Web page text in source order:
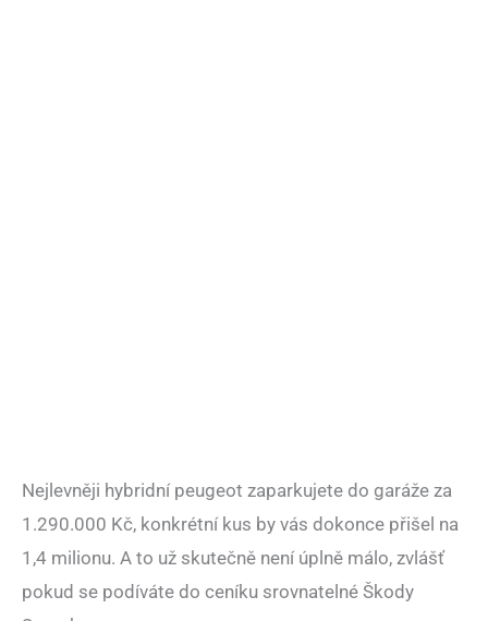
Nejlevněji hybridní peugeot zaparkujete do garáže za
1.290.000 Kč, konkrétní kus by vás dokonce přišel na
1,4 milionu. A to už skutečně není úplně málo, zvlášť
pokud se podíváte do ceníku srovnatelné Škody